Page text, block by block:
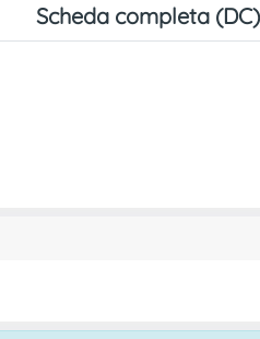
Scheda completa (DC)